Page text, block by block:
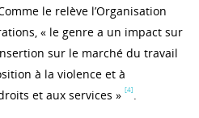
le relève l’Organisation
« le genre a un impact sur
sur le marché du travail
à la violence et à
et aux services » [4] .